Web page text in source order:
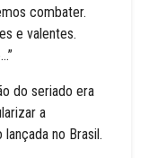
combater.
e valentes.
do seriado era
a
no Brasil.